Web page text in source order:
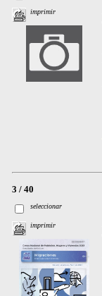
imprimir
3 / 40
seleccionar
imprimir